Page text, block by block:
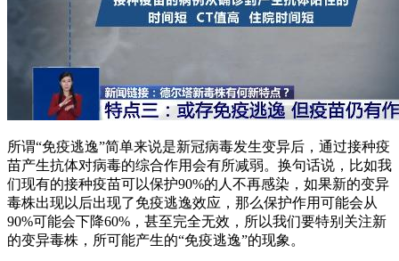
所谓“免疫逃逸”简单来说是新冠病毒发生变异后，通过接种疫
苗产生抗体对病毒的综合作用会有所减弱。换句话说，比如我
们现有的接种疫苗可以保护90%的人不再感染，如果新的变异
毒株出现以后出现了免疫逃逸效应，那么保护作用可能会从
90%可能会下降60%，甚至完全无效，所以我们要特别关注新
的变异毒株，所可能产生的“免疫逃逸”的现象。